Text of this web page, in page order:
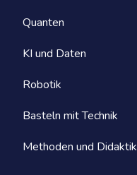
Quanten
KI und Daten
Robotik
Basteln mit Technik
Methoden und Didaktik